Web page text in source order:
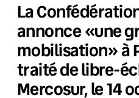
La
annonce «une
mobilisation» à
traité de libre-
Mercosur, le 14